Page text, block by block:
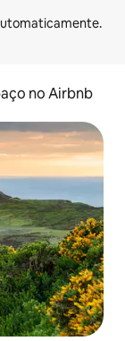
no Airbnb